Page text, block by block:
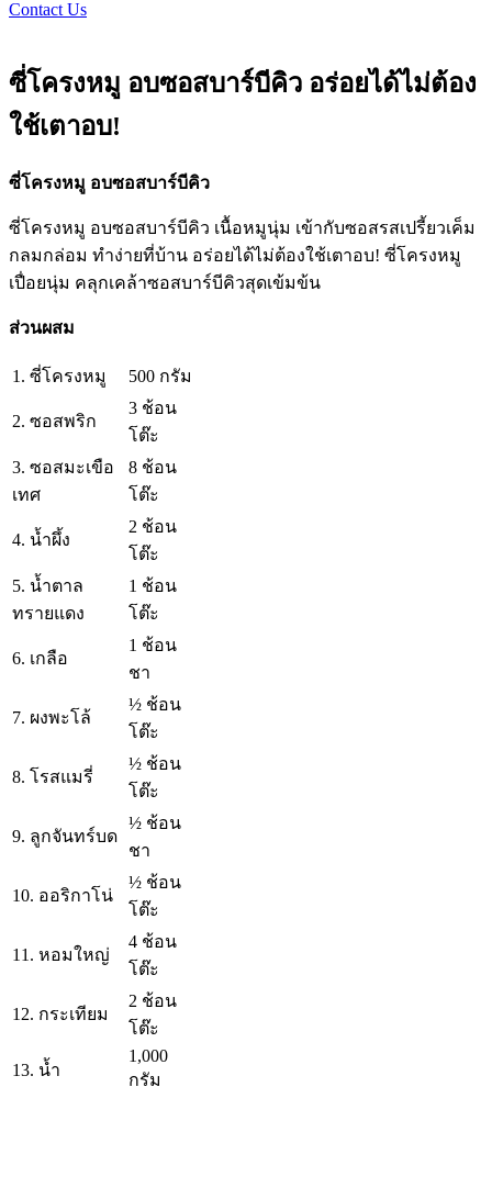
Contact Us
ซี่โครงหมู อบซอสบาร์บีคิว อร่อยได้ไม่ต้อง
ใช้เตาอบ!
ซี่โครงหมู อบซอสบาร์บีคิว
ซี่โครงหมู อบซอสบาร์บีคิว เนื้อหมูนุ่ม เข้ากับซอสรสเปรี้ยวเค็ม
กลมกล่อม ทำง่ายที่บ้าน อร่อยได้ไม่ต้องใช้เตาอบ! ซี่โครงหมู
เปื่อยนุ่ม คลุกเคล้าซอสบาร์บีคิวสุดเข้มข้น
ส่วนผสม
1. ซี่โครงหมู 500 กรัม
2. ซอสพริก
3 ช้อน
โต๊ะ
3. ซอสมะเขือ
เทศ
8 ช้อน
โต๊ะ
4. น้ำผึ้ง
2 ช้อน
โต๊ะ
5. น้ำตาล
ทรายแดง
1 ช้อน
โต๊ะ
6. เกลือ
1 ช้อน
ชา
7. ผงพะโล้
½ ช้อน
โต๊ะ
8. โรสแมรี่
½ ช้อน
โต๊ะ
9. ลูกจันทร์บด
½ ช้อน
ชา
10. ออริกาโน่
½ ช้อน
โต๊ะ
11. หอมใหญ่
4 ช้อน
โต๊ะ
12. กระเทียม
2 ช้อน
โต๊ะ
13. น้ำ
1,000
กรัม